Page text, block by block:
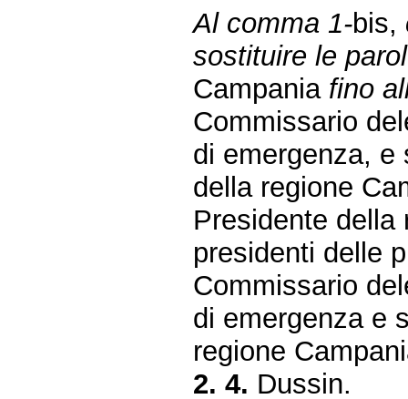
Al comma 1-bis,
sostituire le
Campania fino
Commissario
di emergenza, e
della regione
Presidente della
presidenti delle
Commissario
di emergenza e
regione
2. 4. Dussin.